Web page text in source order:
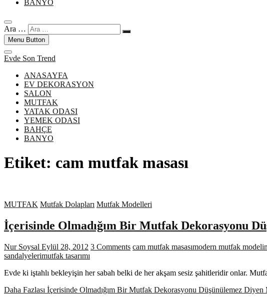
BANYO
Ara …
Menu Button
Evde Son Trend
ANASAYFA
EV DEKORASYON
SALON
MUTFAK
YATAK ODASI
YEMEK ODASI
BAHÇE
BANYO
Etiket: cam mutfak masası
MUTFAK Mutfak Dolapları Mutfak Modelleri
İçerisinde Olmadığım Bir Mutfak Dekorasyonu
Nur Soysal Eylül 28, 2012 3 Comments cam mutfak masasımodern mutfak modeli
sandalyelerimutfak tasarımı
Evde ki iştahlı bekleyişin her sabah belki de her akşam sesiz şahitleridir onlar.
Daha Fazlası İçerisinde Olmadığım Bir Mutfak Dekorasyonu Düşünülemez Diyen